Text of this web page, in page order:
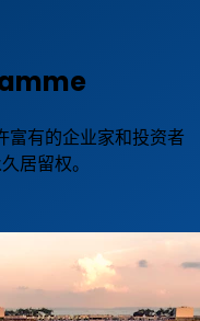
富有的企业家和投资者
居留权。